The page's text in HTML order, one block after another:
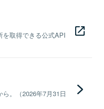
を取得できる公式API
。（2026年7月31日